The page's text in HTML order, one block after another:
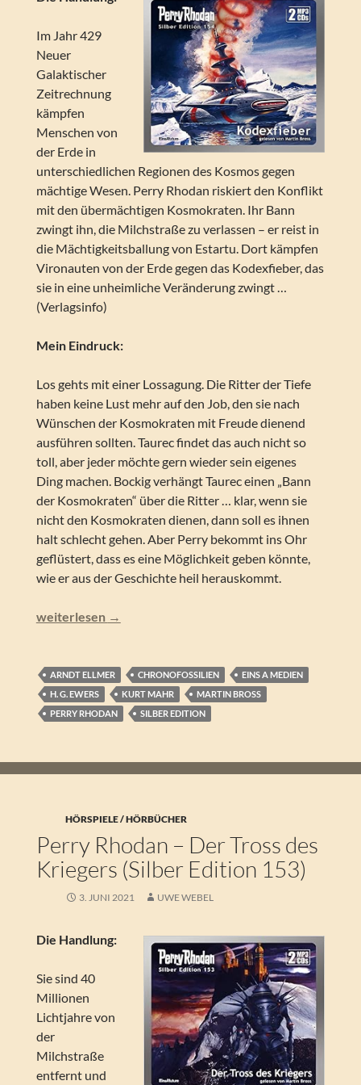
Im Jahr 429
Neuer
Galaktischer
Zeitrechnung
kämpfen
Menschen von
der Erde in
unterschiedlichen Regionen des Kosmos gegen
mächtige Wesen. Perry Rhodan riskiert den Konflikt
mit den übermächtigen Kosmokraten. Ihr Bann
zwingt ihn, die Milchstraße zu verlassen – er reist in
die Mächtigkeitsballung von Estartu. Dort kämpfen
Vironauten von der Erde gegen das Kodexfieber, das
sie in eine unheimliche Veränderung zwingt …
(Verlagsinfo)
Mein Eindruck:
Los gehts mit einer Lossagung. Die Ritter der Tiefe
haben keine Lust mehr auf den Job, den sie nach
Wünschen der Kosmokraten mit Freude dienend
ausführen sollten. Taurec findet das auch nicht so
toll, aber jeder möchte gern wieder sein eigenes
Ding machen. Bockig verhängt Taurec einen „Bann
der Kosmokraten“ über die Ritter … klar, wenn sie
nicht den Kosmokraten dienen, dann soll es ihnen
halt schlecht gehen. Aber Perry bekommt ins Ohr
geflüstert, dass es eine Möglichkeit geben könnte,
wie er aus der Geschichte heil herauskommt.
Perry Rhodan – Kodexfieber (Silber Edition 154)
weiterlesen →
ARNDT ELLMER CHRONOFOSSILIEN
EINS A MEDIEN
H. G. EWERS
KURT MAHR
MARTIN BROSS
PERRY RHODAN
SILBER EDITION
HÖRSPIELE / HÖRBÜCHER
Perry Rhodan – Der Tross des
Kriegers (Silber Edition 153)
3. JUNI 2021 UWE WEBEL
Die Handlung:
Sie sind 40
Millionen
Lichtjahre von
der
Milchstraße
entfernt und